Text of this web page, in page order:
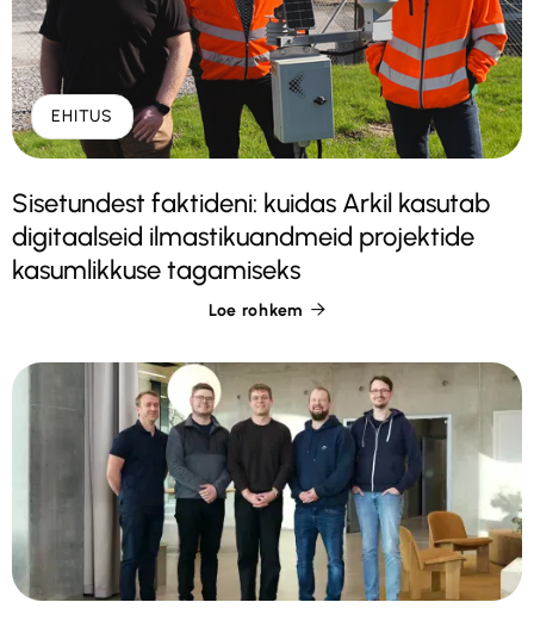
EHITUS
Sisetundest faktideni: kuidas Arkil kasutab
digitaalseid ilmastikuandmeid projektide
kasumlikkuse tagamiseks
Loe rohkem 